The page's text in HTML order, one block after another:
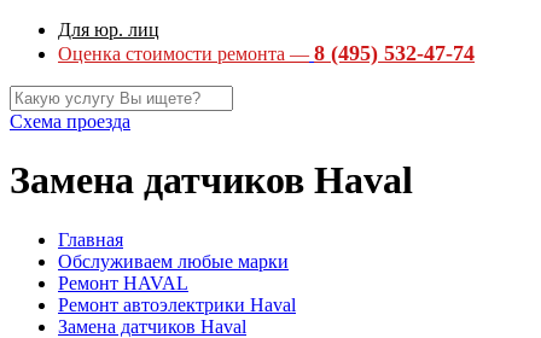
Для юр. лиц
Оценка стоимости ремонта — 8 (495) 532-47-74
Схема проезда
Замена датчиков Haval
Главная
Обслуживаем любые марки
Ремонт HAVAL
Ремонт автоэлектрики Haval
Замена датчиков Haval